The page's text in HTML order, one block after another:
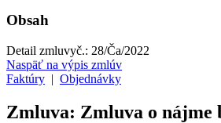
Obsah
Detail zmluvyč.: 28/Ča/2022
Naspäť na výpis zmlúv
Faktúry | Objednávky
Zmluva: Zmluva o nájme